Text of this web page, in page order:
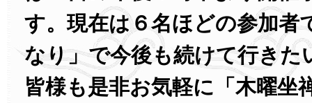
す。現在は６名ほどの参加者
なり」で今後も続けて行きた
皆様も是非お気軽に「木曜坐